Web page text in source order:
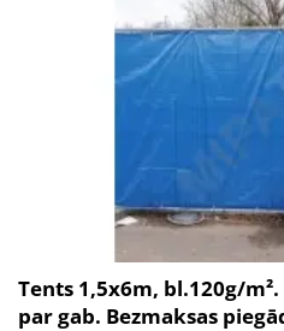
Tents 1,5x6m, bl.120g/
par gab. Bezmaksas